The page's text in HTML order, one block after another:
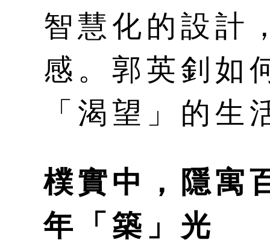
智慧化的設計
感。郭英釗如
「渴望」的生
樸實中，隱寓
年「築」光